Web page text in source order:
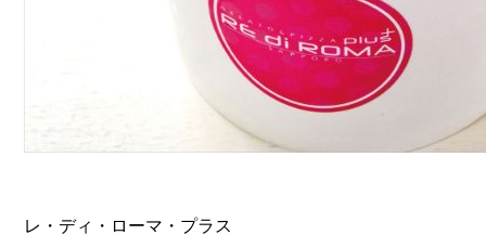
レ・ディ・ローマ・プラス